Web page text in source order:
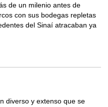
de un milenio antes de
con sus bodegas repletas
del Sinaí atracaban ya
diverso y extenso que se